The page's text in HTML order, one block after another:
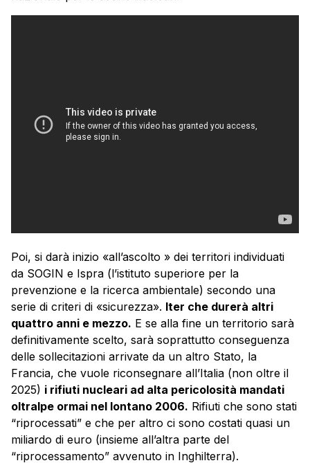
Poi, si darà inizio «all’ascolto » dei territori individuati
da SOGIN e Ispra (l’istituto superiore per la
prevenzione e la ricerca ambientale) secondo una
serie di criteri di «sicurezza». Iter che durerà altri
quattro anni e mezzo. E se alla fine un territorio sarà
definitivamente scelto, sarà soprattutto conseguenza
delle sollecitazioni arrivate da un altro Stato, la
Francia, che vuole riconsegnare all’Italia (non oltre il
2025) i rifiuti nucleari ad alta pericolosità mandati
oltralpe ormai nel lontano 2006. Rifiuti che sono stati
“riprocessati” e che per altro ci sono costati quasi un
miliardo di euro (insieme all’altra parte del
“riprocessamento” avvenuto in Inghilterra).